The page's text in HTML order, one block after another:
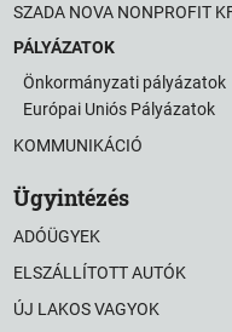
SZADA NOVA NONPROFIT
PÁLYÁZATOK
Önkormányzati pályázatok
Európai Uniós Pályázatok
KOMMUNIKÁCIÓ
Ügyintézés
ADÓÜGYEK
ELSZÁLLÍTOTT AUTÓK
ÚJ LAKOS VAGYOK